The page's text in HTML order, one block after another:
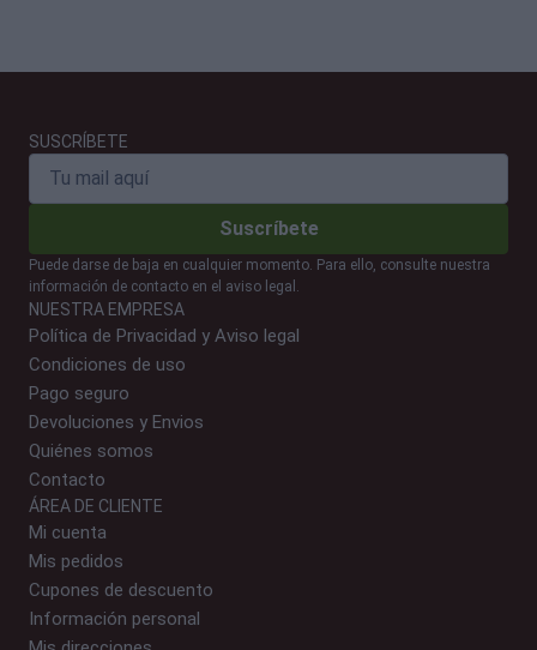
SUSCRÍBETE
Suscríbete
Puede darse de baja en cualquier momento. Para ello, consulte nuestra
información de contacto en el aviso legal.
NUESTRA EMPRESA
Política de Privacidad y Aviso legal
Condiciones de uso
Pago seguro
Devoluciones y Envios
Quiénes somos
Contacto
ÁREA DE CLIENTE
Mi cuenta
Mis pedidos
Cupones de descuento
Información personal